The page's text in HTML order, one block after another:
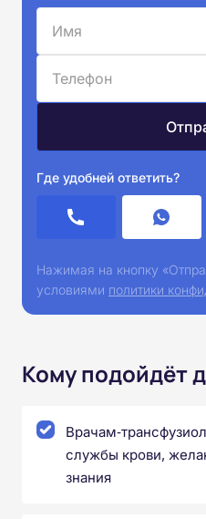
Где удобней ответить?
Нажимая на кнопку
условиями политики
Кому подойдёт
службы крови,
знания